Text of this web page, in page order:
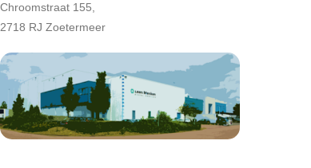
Chroomstraat 155,
2718 RJ Zoetermeer